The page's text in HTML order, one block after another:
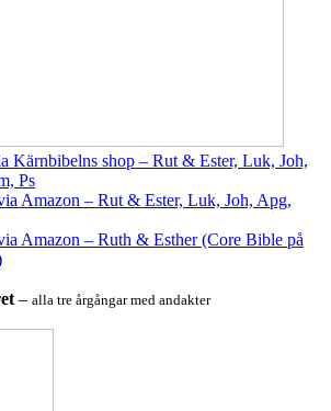
Kärnbibelns shop – Rut & Ester, Luk, Joh,
Ps
Amazon – Rut & Ester, Luk, Joh, Apg,
Amazon – Ruth & Esther (Core Bible på
– alla tre årgångar med andakter